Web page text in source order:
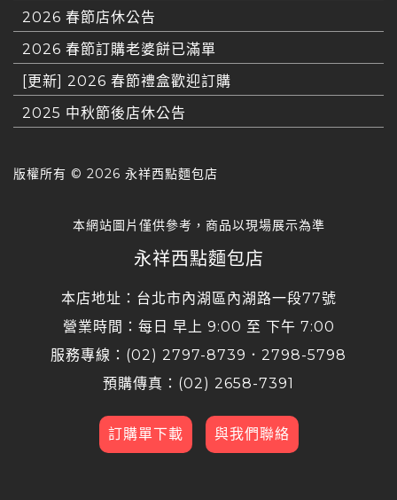
2026 春節店休公告
2026 春節訂購老婆餅已滿單
[更新] 2026 春節禮盒歡迎訂購
2025 中秋節後店休公告
版權所有 © 2026 永祥西點麵包店
本網站圖片僅供參考，商品以現場展示為準
永祥西點麵包店
本店地址：台北市內湖區內湖路一段77號
營業時間：每日 早上 9:00 至 下午 7:00
服務專線：(02) 2797-8739．2798-5798
預購傳真：(02) 2658-7391
訂購單下載 與我們聯絡